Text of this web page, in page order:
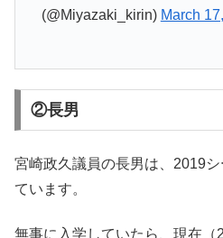
(@Miyazaki_kirin) March
②長男
宮崎政久議員の長男は、2019
ています。
無事に入学していたら、現在